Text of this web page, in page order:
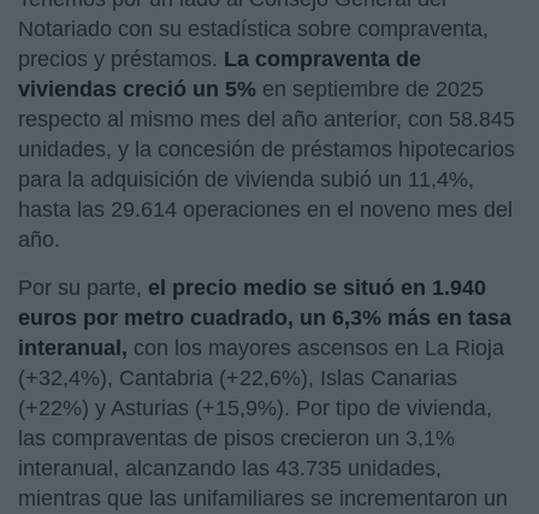
Notariado con su estadística sobre compraventa,
precios y préstamos. La compraventa de
viviendas creció un 5% en septiembre de 2025
respecto al mismo mes del año anterior, con 58.845
unidades, y la concesión de préstamos hipotecarios
para la adquisición de vivienda subió un 11,4%,
hasta las 29.614 operaciones en el noveno mes del
año.
Por su parte, el precio medio se situó en 1.940
euros por metro cuadrado, un 6,3% más en tasa
interanual, con los mayores ascensos en La Rioja
(+32,4%), Cantabria (+22,6%), Islas Canarias
(+22%) y Asturias (+15,9%). Por tipo de vivienda,
las compraventas de pisos crecieron un 3,1%
interanual, alcanzando las 43.735 unidades,
mientras que las unifamiliares se incrementaron un